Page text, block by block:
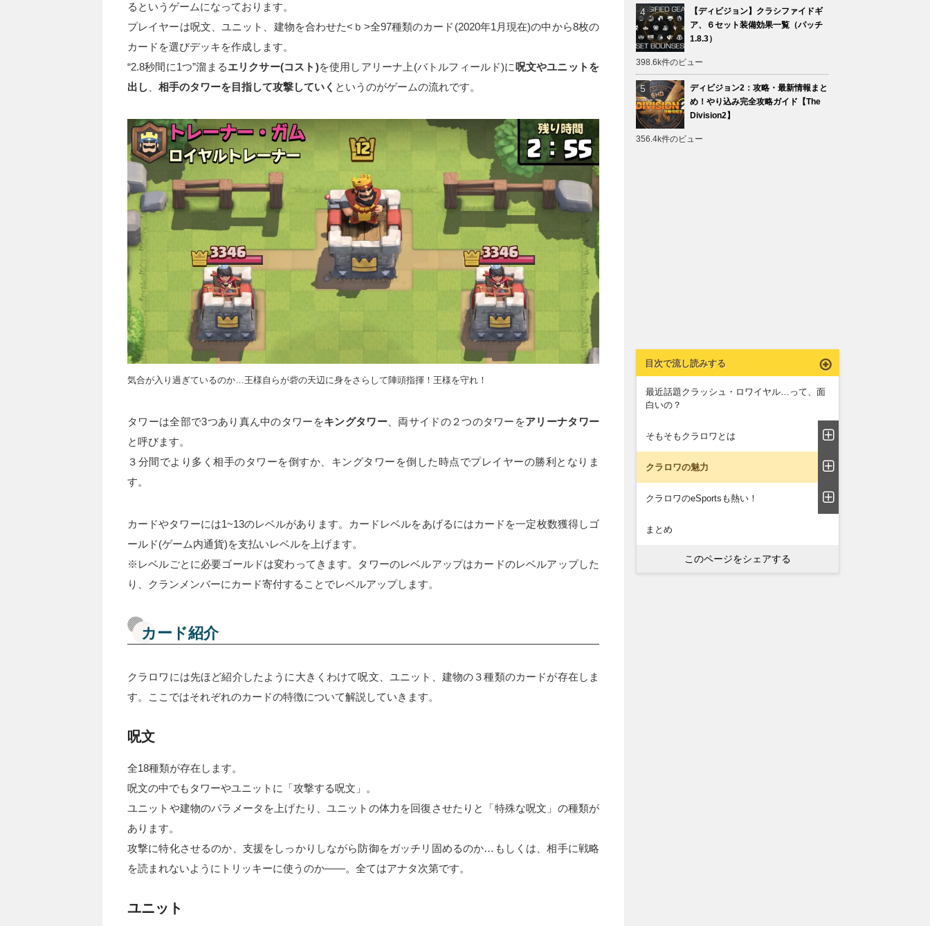
るというゲームになっております。
プレイヤーは呪文、ユニット、建物を合わせた<ｂ>全97種類のカード(2020年1月現在)の中から8枚の
カードを選びデッキを作成します。
“2.8秒間に1つ”溜まるエリクサー(コスト)を使用しアリーナ上(バトルフィールド)に 呪文やユニットを
出し
相手のタワーを目指して攻撃していく というのがゲームの流れです。
気合が入り過ぎているのか…王様自らが砦の天辺に身をさらして陣頭指揮！王様を守れ！
タワーは全部で3つあり真ん中のタワーをキングタワー、両サイドの２つのタワーをアリーナタワー
と呼びます。
３分間でより多く相手のタワーを倒すか、キングタワーを倒した時点でプレイヤーの勝利となりま
す。
カードやタワーには1~13のレベルがあります。カードレベルをあげるにはカードを一定枚数獲得しゴ
ールド(ゲーム内通貨)を支払いレベルを上げます。
※レベルごとに必要ゴールドは変わってきます。タワーのレベルアップはカードのレベルアップした
り、クランメンバーにカード寄付することでレベルアップします。
カード紹介
クラロワには先ほど紹介したように大きくわけて呪文、ユニット、建物の３種類のカードが存在しま
す。ここではそれぞれのカードの特徴について解説していきます。
呪文
全18種類が存在します。
呪文の中でもタワーやユニットに「攻撃する呪文」。
ユニットや建物のパラメータを上げたり、ユニットの体力を回復させたりと「特殊な呪文」の種類が
あります。
攻撃に特化させるのか、支援をしっかりしながら防御をガッチリ固めるのか…もしくは、相手に戦略
を読まれないようにトリッキーに使うのか――。全てはアナタ次第です。
ユニット
【ディビジョン】クラシファイドギ
ア、６セット装備効果一覧（パッチ
1.8.3）
398.6k件のビュー
ディビジョン2：攻略・最新情報まと
め！やり込み完全攻略ガイド【The
Division2】
356.4k件のビュー
目次で流し読みする
最近話題クラッシュ・ロワイヤル…って、面
白いの？
そもそもクラロワとは
クラロワの魅力
クラロワのeSportsも熱い！
まとめ
このページをシェアする